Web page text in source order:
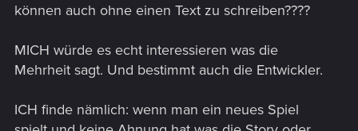
können auch ohne einen Text zu schreiben????
MICH würde es echt interessieren was die
Mehrheit sagt. Und bestimmt auch die Entwickler.
ICH finde nämlich: wenn man ein neues Spiel